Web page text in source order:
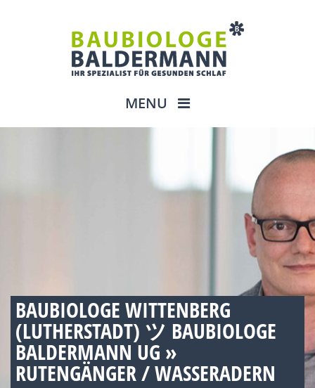
MENU
BAUBIOLOGE WITTENBERG
(LUTHERSTADT) ツ BAUBIOLOGE
BALDERMANN UG »
RUTENGÄNGER / WASSERADERN